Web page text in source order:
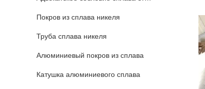
Покров из сплава никеля
Труба сплава никеля
Алюминиевый покров из сплава
Катушка алюминиевого сплава